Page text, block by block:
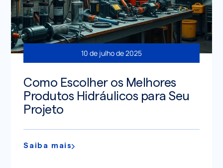
10 de julho de 2025
Como Escolher os Melhores
Produtos Hidráulicos para Seu
Projeto
Saiba mais